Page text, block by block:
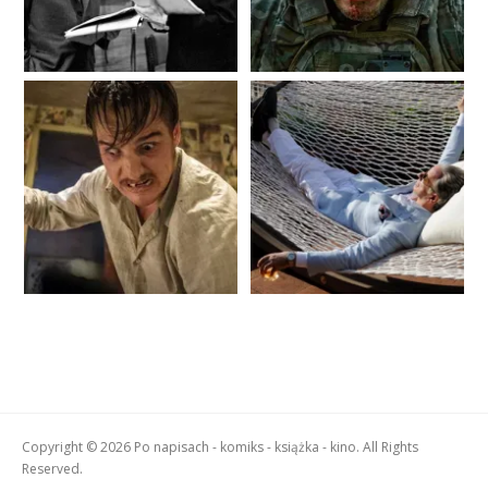
Copyright © 2026 Po napisach - komiks - książka - kino. All Rights
Reserved.